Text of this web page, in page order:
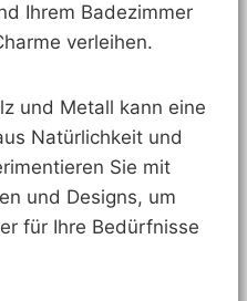
Ihrem Badezimmer
verleihen.
und Metall kann eine
Natürlichkeit und
Sie mit
und Designs, um
für Ihre Bedürfnisse